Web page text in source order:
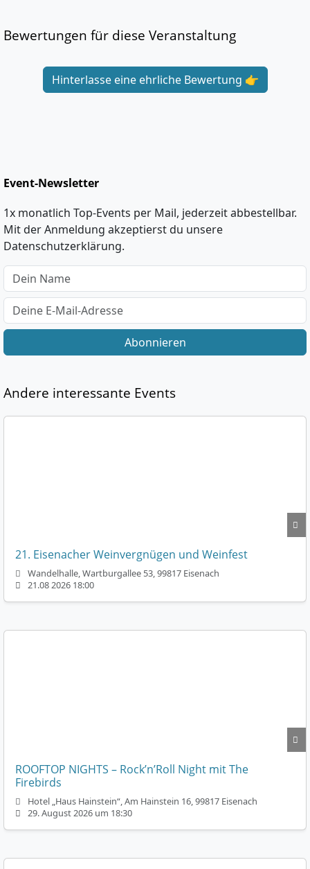
Bewertungen für diese Veranstaltung
Hinterlasse eine ehrliche Bewertung 👉
Event-Newsletter
1x monatlich Top-Events per Mail, jederzeit abbestellbar.
Mit der Anmeldung akzeptierst du unsere
Datenschutzerklärung.
Abonnieren
Andere interessante Events
21. Eisenacher Weinvergnügen und Weinfest
Wandelhalle, Wartburgallee 53, 99817 Eisenach
21.08 2026 18:00
ROOFTOP NIGHTS – Rock’n’Roll Night mit The
Firebirds
Hotel „Haus Hainstein“, Am Hainstein 16, 99817 Eisenach
29. August 2026 um 18:30